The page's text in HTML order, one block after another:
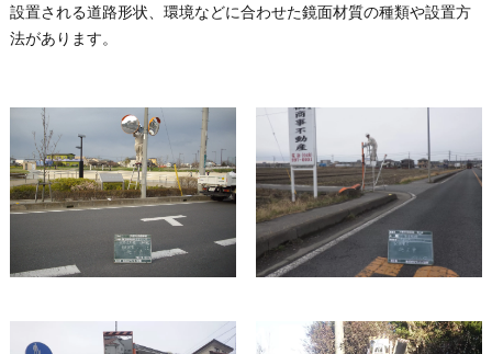
設置される道路形状、環境などに合わせた鏡面材質の種類や設置方
法があります。